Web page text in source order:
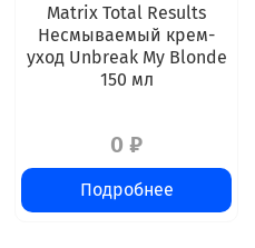
Matrix Total Results
Несмываемый крем-
уход Unbreak My Blonde
150 мл
0 ₽
Подробнее